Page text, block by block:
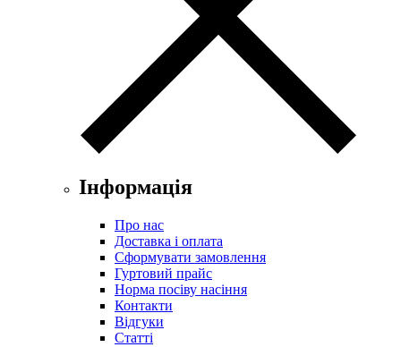
Інформація
Про нас
Доставка і оплата
Сформувати замовлення
Гуртовий прайс
Норма посіву насіння
Контакти
Відгуки
Статті